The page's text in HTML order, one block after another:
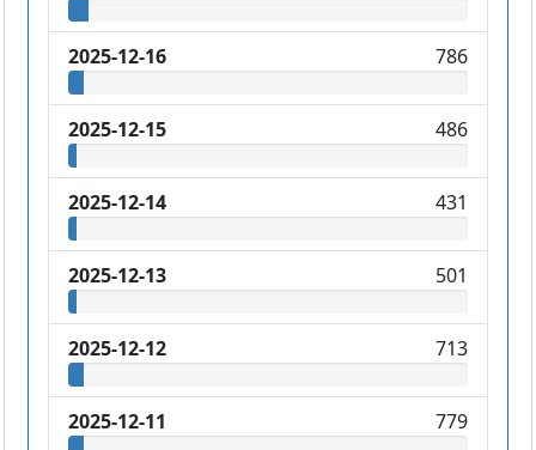
2025-12-16 786
2025-12-15 486
2025-12-14 431
2025-12-13 501
2025-12-12 713
2025-12-11 779